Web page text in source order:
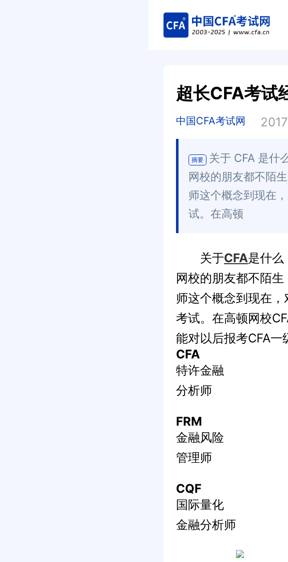
超长CFA考试
中国CFA考试网
摘要
关于 CFA 是什
网校的朋友都不陌
师这个概念到现在
试。在高顿
关于CFA是什么
网校的朋友都不陌
师这个概念到现在
考试。在高顿网校
能对以后报考CFA一
CFA
特许金融
分析师
FRM
金融风险
管理师
CQF
国际量化
金融分析师